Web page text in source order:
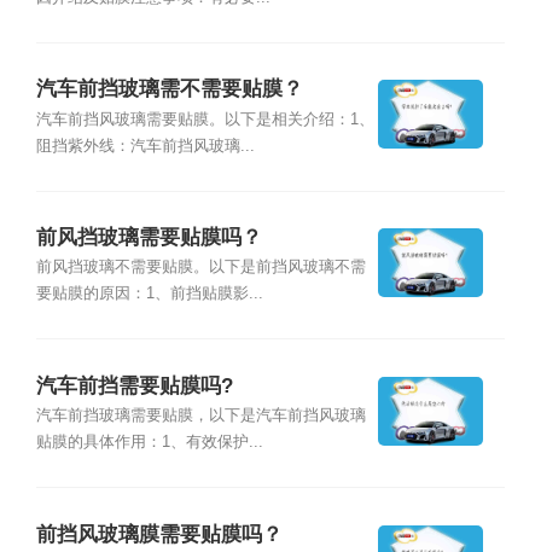
汽车前挡玻璃需不需要贴膜？
汽车前挡风玻璃需要贴膜。以下是相关介绍：1、
阻挡紫外线：汽车前挡风玻璃...
前风挡玻璃需要贴膜吗？
前风挡玻璃不需要贴膜。以下是前挡风玻璃不需
要贴膜的原因：1、前挡贴膜影...
汽车前挡需要贴膜吗?
汽车前挡玻璃需要贴膜，以下是汽车前挡风玻璃
贴膜的具体作用：1、有效保护...
前挡风玻璃膜需要贴膜吗？